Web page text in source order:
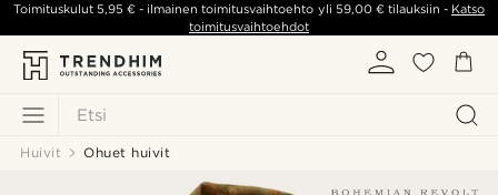
Etsi
Toimituskulut5,95 € - ilmainen toimitusvaihtoehto yli 59,00 €tilauksiin - Katso
toimitusvaihtoehdot
Huivit Ohuet huivit